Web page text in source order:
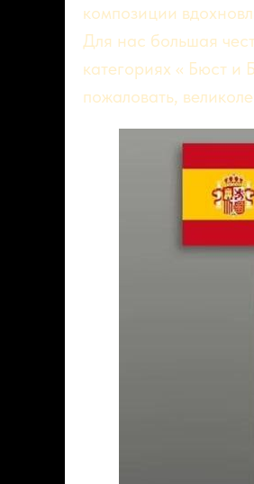
композиции
Для нас большая
категориях « Бюст и
пожаловать,